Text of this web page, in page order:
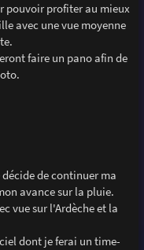
pouvoir profiter au mieux
avec une vue moyenne
faire un pano afin de
de continuer ma
avance sur la pluie.
vue sur l'Ardèche et la
dont je ferai un time-